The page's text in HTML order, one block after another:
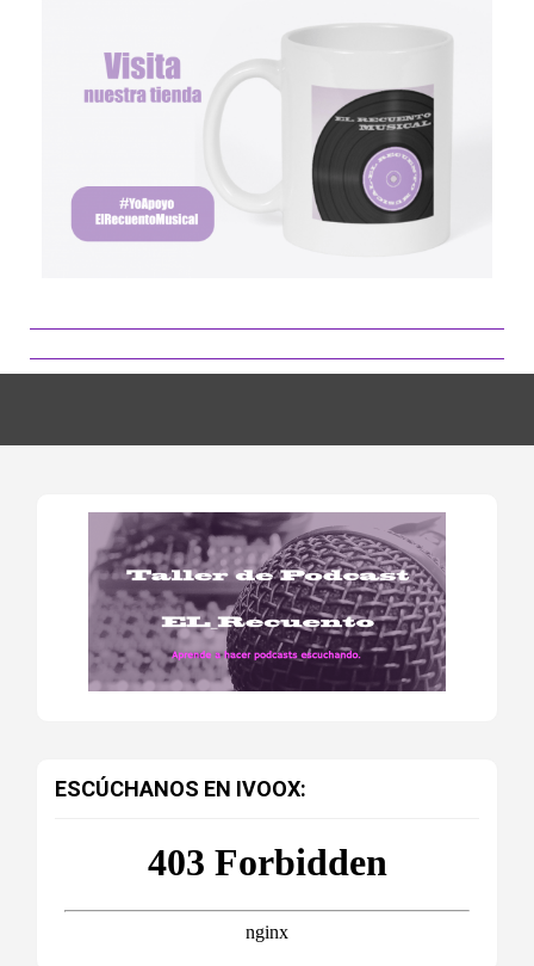
ESCÚCHANOS EN IVOOX: